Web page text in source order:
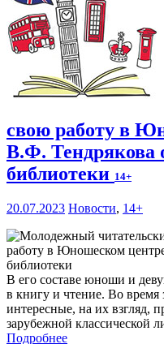
свою работу в
В.Ф. Тендрякова
библиотеки 14+
20.07.2023 Новости, 14+
В его составе юноши и
в книгу и чтение. Во время
интересные, на их взгляд,
зарубежной классической
Подробнее